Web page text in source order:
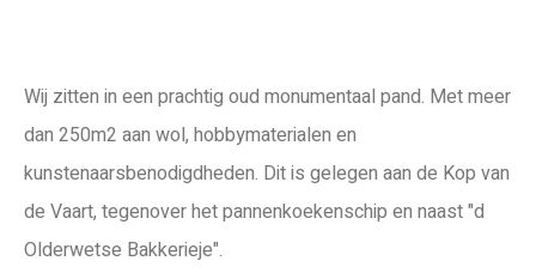
Wij zitten in een prachtig oud monumentaal pand. Met meer
dan 250m2 aan wol, hobbymaterialen en
kunstenaarsbenodigdheden. Dit is gelegen aan de Kop van
de Vaart, tegenover het pannenkoekenschip en naast "d
Olderwetse Bakkerieje".